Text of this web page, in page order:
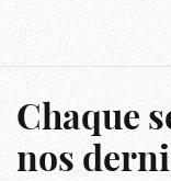
Chaque
nos